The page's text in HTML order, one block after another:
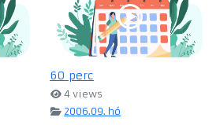
60 perc
4 views
2006.09. hó